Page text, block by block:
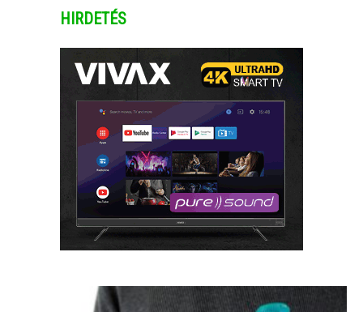
HIRDETÉS